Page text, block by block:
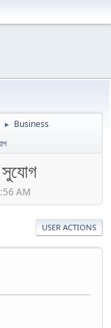
► Business
সুযোগ
AM
USER ACTIONS